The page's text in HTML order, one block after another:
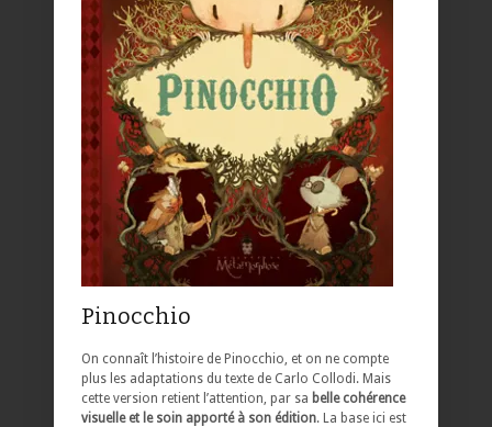
Pinocchio
On connaît l’histoire de Pinocchio, et on ne compte
plus les adaptations du texte de Carlo Collodi. Mais
cette version retient l’attention, par sa belle cohérence
visuelle et le soin apporté à son édition. La base ici est